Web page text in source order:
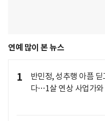
연예 많이 본 뉴스
1
반민정, 성추행 아픔
다…1살 연상 사업가와